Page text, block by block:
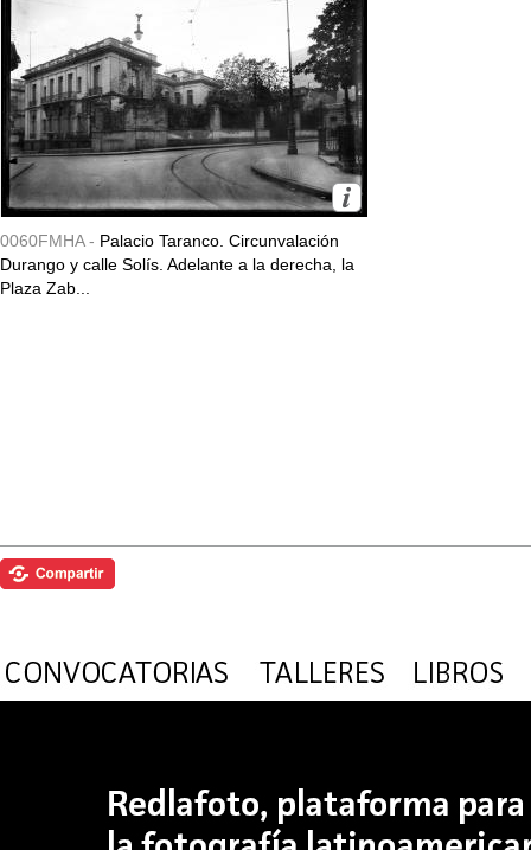
0060FMHA - Palacio Taranco. Circunvalación
Durango y calle Solís. Adelante a la derecha, la
Plaza Zab...